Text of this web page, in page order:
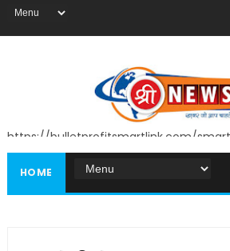
https://bulletprofitsmartlink.com/
HOME